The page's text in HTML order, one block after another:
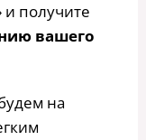
и получите
вашего
на